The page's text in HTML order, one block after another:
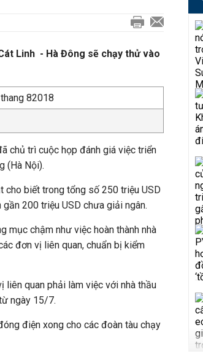
Linh - Hà Đông sẽ chạy thử vào
chủ trì cuộc họp đánh giá việc triển
(Hà Nội).
cho biết trong tổng số 250 triệu USD
200 triệu USD chưa giải ngân.
mục chậm như việc hoàn thành nhà
đơn vị liên quan, chuẩn bị kiểm
liên quan phải làm việc với nhà thầu
ngày 15/7.
điện xong cho các đoàn tàu chạy